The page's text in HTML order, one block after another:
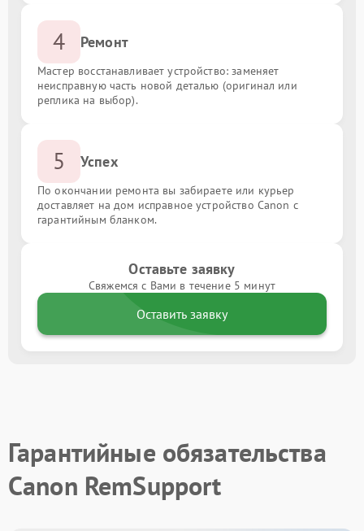
4 Ремонт
Мастер восстанавливает устройство: заменяет
неисправную часть новой деталью (оригинал или
реплика на выбор).
5 Успех
По окончании ремонта вы забираете или курьер
доставляет на дом исправное устройство Canon с
гарантийным бланком.
Оставьте заявку
Свяжемся с Вами в течение 5 минут
Оставить заявку
Гарантийные обязательства
Canon RemSupport